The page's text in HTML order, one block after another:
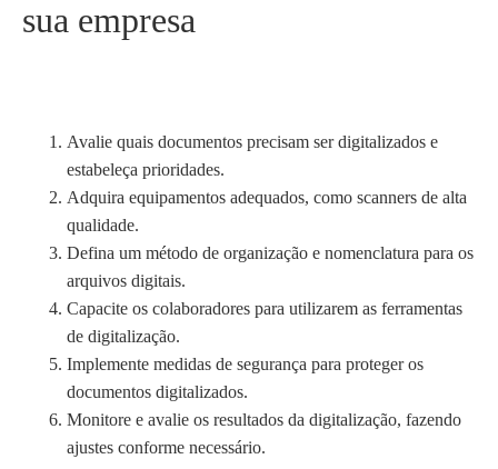
sua empresa
Avalie quais documentos precisam ser digitalizados e
estabeleça prioridades.
Adquira equipamentos adequados, como scanners de alta
qualidade.
Defina um método de organização e nomenclatura para os
arquivos digitais.
Capacite os colaboradores para utilizarem as ferramentas
de digitalização.
Implemente medidas de segurança para proteger os
documentos digitalizados.
Monitore e avalie os resultados da digitalização, fazendo
ajustes conforme necessário.